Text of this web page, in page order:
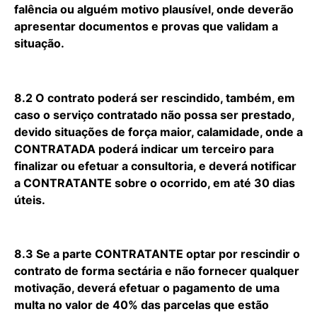
falência ou alguém motivo plausível, onde deverão
apresentar documentos e provas que validam a
situação.
8.2 O contrato poderá ser rescindido, também, em
caso o serviço contratado não possa ser prestado,
devido situações de força maior, calamidade, onde a
CONTRATADA poderá indicar um terceiro para
finalizar ou efetuar a consultoria, e deverá notificar
a CONTRATANTE sobre o ocorrido, em até 30 dias
úteis.
8.3 Se a parte CONTRATANTE optar por rescindir o
contrato de forma sectária e não fornecer qualquer
motivação, deverá efetuar o pagamento de uma
multa no valor de 40% das parcelas que estão